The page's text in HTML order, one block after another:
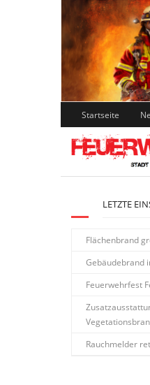
Skip
to
content
Startseite
LETZTE
Flächenbrand
Gebäudebrand
Feuerwehrfest
Rauchmelder